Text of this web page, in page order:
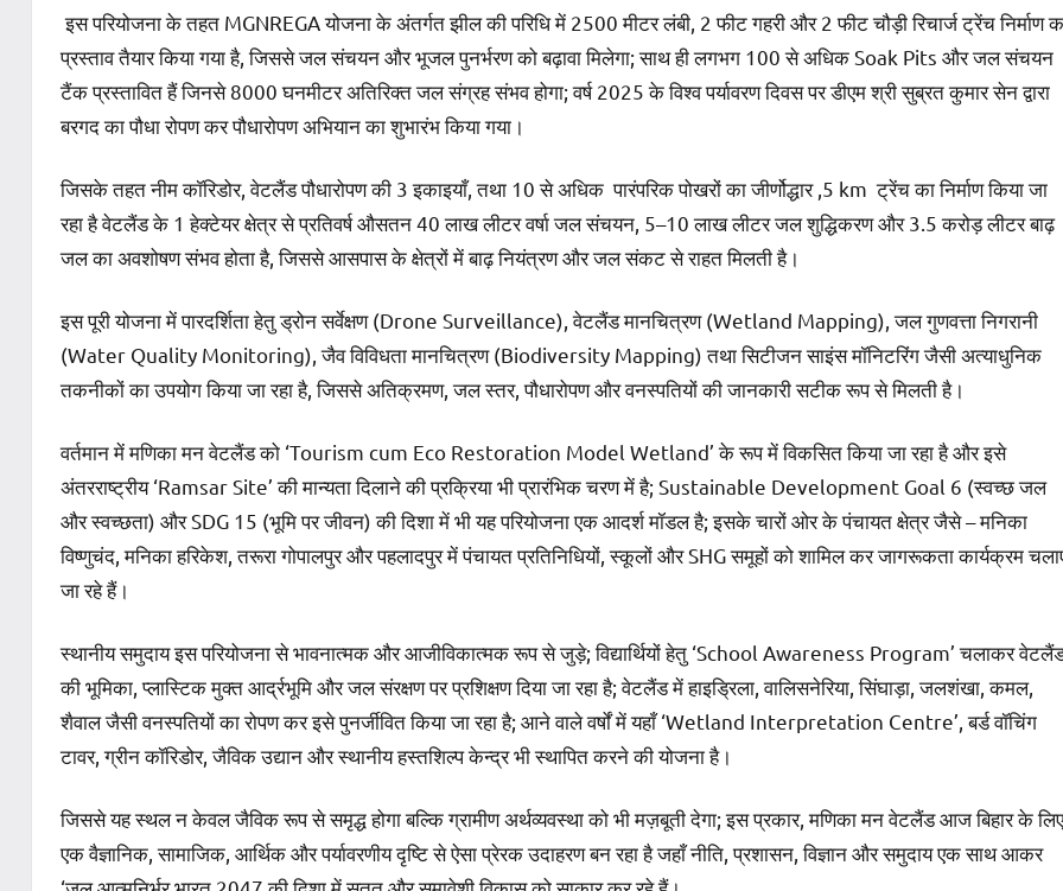
इस परियोजना के तहत MGNREGA योजना के अंतर्गत झील की परिधि में 2500 मीटर लंबी, 2 फीट गहरी और 2 फीट चौड़ी रिचार्ज ट्रेंच निर्माण
प्रस्ताव तैयार किया गया है, जिससे जल संचयन और भूजल पुनर्भरण को बढ़ावा मिलेगा; साथ ही लगभग 100 से अधिक Soak Pits और जल संचयन
टैंक प्रस्तावित हैं जिनसे 8000 घनमीटर अतिरिक्त जल संग्रह संभव होगा; वर्ष 2025 के विश्व पर्यावरण दिवस पर डीएम श्री सुब्रत कुमार सेन द्वारा
बरगद का पौधा रोपण कर पौधारोपण अभियान का शुभारंभ किया गया।
जिसके तहत नीम कॉरिडोर, वेटलैंड पौधारोपण की 3 इकाइयाँ, तथा 10 से अधिक पारंपरिक पोखरों का जीर्णोद्धार ,5 km ट्रेंच का निर्माण किया जा
रहा है वेटलैंड के 1 हेक्टेयर क्षेत्र से प्रतिवर्ष औसतन 40 लाख लीटर वर्षा जल संचयन, 5–10 लाख लीटर जल शुद्धिकरण और 3.5 करोड़ लीटर बाढ़
जल का अवशोषण संभव होता है, जिससे आसपास के क्षेत्रों में बाढ़ नियंत्रण और जल संकट से राहत मिलती है।
इस पूरी योजना में पारदर्शिता हेतु ड्रोन सर्वेक्षण (Drone Surveillance), वेटलैंड मानचित्रण (Wetland Mapping), जल गुणवत्ता निगरानी
(Water Quality Monitoring), जैव विविधता मानचित्रण (Biodiversity Mapping) तथा सिटीजन साइंस मॉनिटरिंग जैसी अत्याधुनिक
तकनीकों का उपयोग किया जा रहा है, जिससे अतिक्रमण, जल स्तर, पौधारोपण और वनस्पतियों की जानकारी सटीक रूप से मिलती है।
वर्तमान में मणिका मन वेटलैंड को ‘Tourism cum Eco Restoration Model Wetland’ के रूप में विकसित किया जा रहा है और इसे
अंतरराष्ट्रीय ‘Ramsar Site’ की मान्यता दिलाने की प्रक्रिया भी प्रारंभिक चरण में है; Sustainable Development Goal 6 (स्वच्छ जल
और स्वच्छता) और SDG 15 (भूमि पर जीवन) की दिशा में भी यह परियोजना एक आदर्श मॉडल है; इसके चारों ओर के पंचायत क्षेत्र जैसे – मनिका
विष्णुचंद, मनिका हरिकेश, तरूरा गोपालपुर और पहलादपुर में पंचायत प्रतिनिधियों, स्कूलों और SHG समूहों को शामिल कर जागरूकता कार्यक्रम
जा रहे हैं।
स्थानीय समुदाय इस परियोजना से भावनात्मक और आजीविकात्मक रूप से जुड़े; विद्यार्थियों हेतु ‘School Awareness Program’ चलाकर
की भूमिका, प्लास्टिक मुक्त आर्द्रभूमि और जल संरक्षण पर प्रशिक्षण दिया जा रहा है; वेटलैंड में हाइड्रिला, वालिसनेरिया, सिंघाड़ा, जलशंखा, कमल,
शैवाल जैसी वनस्पतियों का रोपण कर इसे पुनर्जीवित किया जा रहा है; आने वाले वर्षों में यहाँ ‘Wetland Interpretation Centre’, बर्ड वॉचिंग
टावर, ग्रीन कॉरिडोर, जैविक उद्यान और स्थानीय हस्तशिल्प केन्द्र भी स्थापित करने की योजना है।
जिससे यह स्थल न केवल जैविक रूप से समृद्ध होगा बल्कि ग्रामीण अर्थव्यवस्था को भी मज़बूती देगा; इस प्रकार, मणिका मन वेटलैंड आज बिहार के लिए
एक वैज्ञानिक, सामाजिक, आर्थिक और पर्यावरणीय दृष्टि से ऐसा प्रेरक उदाहरण बन रहा है जहाँ नीति, प्रशासन, विज्ञान और समुदाय एक साथ आकर